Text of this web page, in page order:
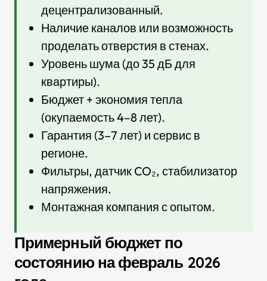
децентрализованный.
Наличие каналов или возможность
проделать отверстия в стенах.
Уровень шума (до 35 дБ для
квартиры).
Бюджет + экономия тепла
(окупаемость 4–8 лет).
Гарантия (3–7 лет) и сервис в
регионе.
Фильтры, датчик CO₂, стабилизатор
напряжения.
Монтажная компания с опытом.
Примерный бюджет по
состоянию на февраль 2026